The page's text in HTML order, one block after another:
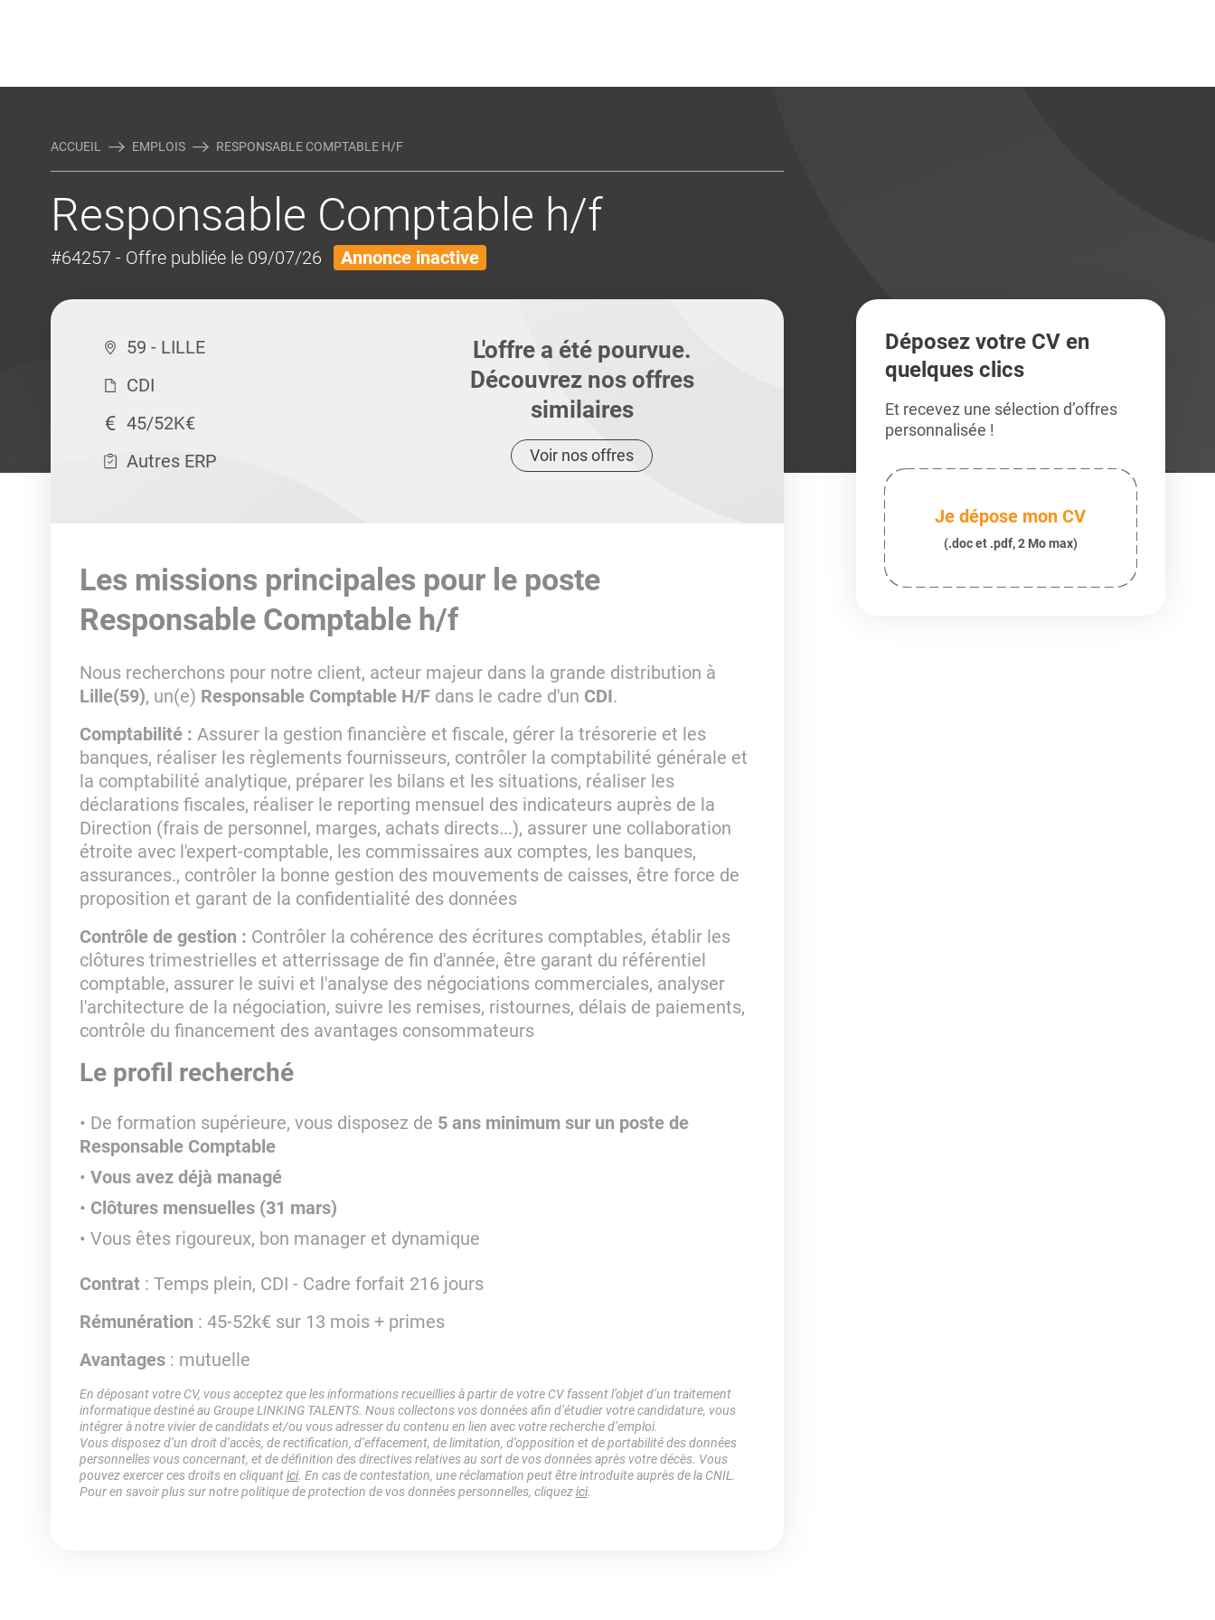
ACCUEIL EMPLOIS RESPONSABLE COMPTABLE H/F
Responsable Comptable h/f
#64257 - Offre publiée le 09/07/26 Annonce inactive
59 - LILLE
CDI
45/52K€
Autres ERP
L'offre a été pourvue.
Découvrez nos offres
similaires
Voir nos offres
Les missions principales pour le poste
Responsable Comptable h/f
Nous recherchons pour notre client, acteur majeur dans la grande distribution à
Lille(59), un(e) Responsable Comptable H/Fdans le cadre d'un CDI.
Comptabilité : Assurer la gestion financière et fiscale, gérer la trésorerie et les
banques, réaliser les règlements fournisseurs, contrôler la comptabilité générale et
la comptabilité analytique, préparer les bilans et les situations, réaliser les
déclarations fiscales, réaliser le reporting mensuel des indicateurs auprès de la
Direction (frais de personnel, marges, achats directs...), assurer une collaboration
étroite avec l'expert-comptable, les commissaires aux comptes, les banques,
assurances., contrôler la bonne gestion des mouvements de caisses, être force de
proposition et garant de la confidentialité des données
Contrôle de gestion : Contrôler la cohérence des écritures comptables, établir les
clôtures trimestrielles et atterrissage de fin d'année, être garant du référentiel
comptable, assurer le suivi et l'analyse des négociations commerciales, analyser
l'architecture de la négociation, suivre les remises, ristournes, délais de paiements,
contrôle du financement des avantages consommateurs
Le profil recherché
De formation supérieure, vous disposez de 5 ans minimum sur un poste de
Responsable Comptable
Vous avez déjà managé
Clôtures mensuelles (31 mars)
Vous êtes rigoureux, bon manager et dynamique
Contrat: Temps plein, CDI - Cadre forfait 216 jours
Rémunération : 45-52k€ sur 13 mois + primes
Avantages : mutuelle
En déposant votre CV, vous acceptez que les informations recueillies à partir de votre CV fassent l’objet d’un traitement
informatique destiné au Groupe LINKING TALENTS. Nous collectons vos données afin d’étudier votre candidature, vous
intégrer à notre vivier de candidats et/ou vous adresser du contenu en lien avec votre recherche d’emploi.
Vous disposez d’un droit d’accès, de rectification, d’effacement, de limitation, d’opposition et de portabilité des données
personnelles vous concernant, et de définition des directives relatives au sort de vos données après votre décès. Vous
pouvez exercer ces droits en cliquantici. En cas de contestation, une réclamation peut être introduite auprès de la CNIL.
Pour en savoir plus sur notre politique de protection de vos données personnelles, cliquezici.
Déposez votre CV en
quelques clics
Et recevez une sélection d’offres
personnalisée !
Je dépose mon CV
(.doc et .pdf, 2 Mo max)